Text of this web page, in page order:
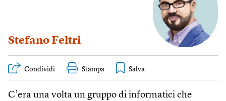
Stefano Feltri
Condividi Stampa
C’era una volta un gruppo di informatici che